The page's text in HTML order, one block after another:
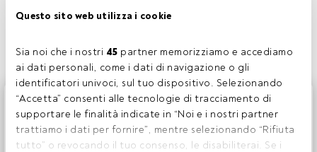
Questo sito web utilizza i cookie
Sia noi che i nostri 45 partner memorizziamo e accediamo
ai dati personali, come i dati di navigazione o gli
identificatori univoci, sul tuo dispositivo. Selezionando
“Accetta” consenti alle tecnologie di tracciamento di
supportare le finalità indicate in “Noi e i nostri partner
trattiamo i dati per fornire”, mentre selezionando “Rifiuta
tutto” o revocando il tuo consenso, le disabiliterai. Se i
Condividi:
Questo è un articolo riservato agli utenti FundsPeople. Se
sei già registrato, accedi tramite il pulsante Login. Se non
hai ancora un account, ti invitiamo a registrarti per scoprire
tutti i contenuti che FundsPeople ha da offrire.